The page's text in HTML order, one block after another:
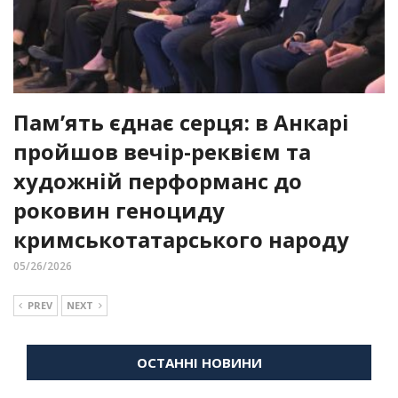
Пам’ять єднає серця: в Анкарі
пройшов вечір-реквієм та
художній перформанс до
роковин геноциду
кримськотатарського народу
05/26/2026
PREV NEXT
ОСТАННІ НОВИНИ